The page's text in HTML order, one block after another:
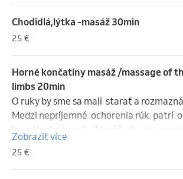
Chodidlá,lýtka -masáž 30min
25 €
Horné končatíny masáž /massage of
limbs 20min
O ruky by sme sa mali  starať a
Medzi nepríjemné  ochorenia rúk  patrí
karpálneho tunela . Masáž  ako prevencia ,
Zobrazit více
25 €